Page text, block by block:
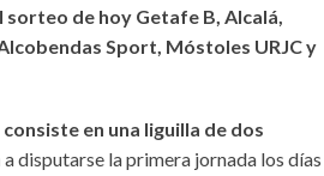
de hoy Getafe B, Alcalá,
Sport, Móstoles URJC y
en una liguilla de dos
a disputarse la primera jornada los días